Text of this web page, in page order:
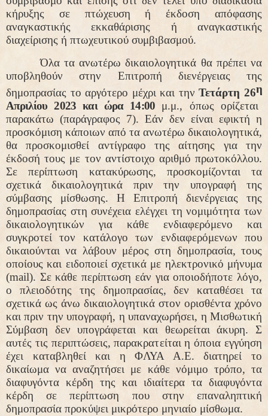
κήρυξης σε πτώχευση ή έκδοση απόφασης
αναγκαστικής εκκαθάρισης ή αναγκαστικής
διαχείρισης ή πτωχευτικού συμβιβασμού.
Όλα τα ανωτέρω δικαιολογητικά θα πρέπει να
υποβληθούν στην Επιτροπή διενέργειας της
δημοπρασίας το αργότερο μέχρι και τηνΤετάρτη 26η
Απριλίου 2023 και ώρα 14:00 μ.μ., όπως ορίζεται
παρακάτω (παράγραφος 7). Εάν δεν είναι εφικτή η
προσκόμιση κάποιων από τα ανωτέρω δικαιολογητικά,
θα προσκομισθεί αντίγραφο της αίτησης για την
έκδοσή τους με τον αντίστοιχο αριθμό πρωτοκόλλου.
Σε περίπτωση κατακύρωσης, προσκομίζονται τα
σχετικά δικαιολογητικά πριν την υπογραφή της
σύμβασης μίσθωσης. Η Επιτροπή διενέργειας της
δημοπρασίας στη συνέχεια ελέγχει τη νομιμότητα των
δικαιολογητικών για κάθε ενδιαφερόμενο και
συγκροτεί τον κατάλογο των ενδιαφερόμενων που
δικαιούνται να λάβουν μέρος στη δημοπρασία, τους
οποίους και ειδοποιεί σχετικά με ηλεκτρονικό μήνυμα
(mail). Σε κάθε περίπτωση εάν για οποιοδήποτε λόγο,
ο πλειοδότης της δημοπρασίας, δεν καταθέσει τα
σχετικά ως άνω δικαιολογητικά στον ορισθέντα χρόνο
και πριν την υπογραφή, η υπαναχωρήσει, η Μισθωτική
Σύμβαση δεν υπογράφεται και θεωρείται άκυρη. Σ
αυτές τις περιπτώσεις, παρακρατείται η όποια εγγύηση
έχει καταβληθεί και η ΦΛΥΑ Α.Ε. διατηρεί το
δικαίωμα να αναζητήσει με κάθε νόμιμο τρόπο, τα
διαφυγόντα κέρδη της και ιδιαίτερα τα διαφυγόντα
κέρδη σε περίπτωση που στην επαναληπτική
δημοπρασία προκύψει μικρότερο μηνιαίο μίσθωμα.